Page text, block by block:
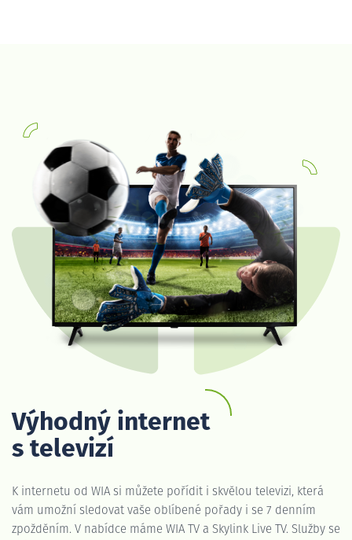
Výhodný internet
s televizí
K internetu od WIA si můžete pořídit i skvělou televizi, která
vám umožní sledovat vaše oblíbené pořady i se 7 denním
zpožděním. V nabídce máme WIA TV a Skylink Live TV. Služby se